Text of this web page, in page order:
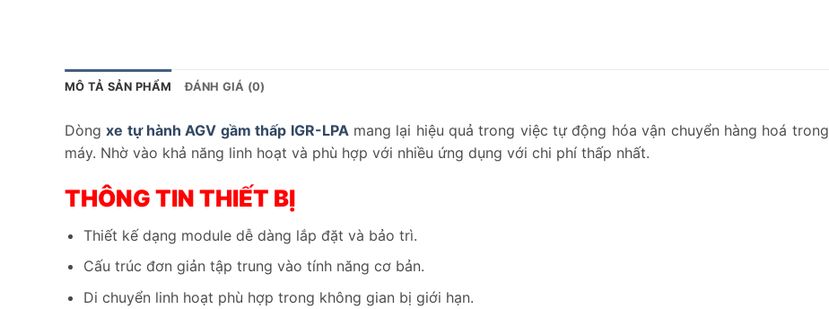
MÔ TẢ SẢN PHẨM ĐÁNH GIÁ (0)
Dòngxe tự hành AGV gầm thấp IGR-LPA mang lại hiệu quả trong việc tự động hóa vận chuyển hàng hoá
máy. Nhờ vào khả năng linh hoạt và phù hợp với nhiều ứng dụng với chi phí thấp nhất.
THÔNG TIN THIẾT BỊ
Thiết kế dạng module dễ dàng lắp đặt và bảo trì.
Cấu trúc đơn giản tập trung vào tính năng cơ bản.
Di chuyển linh hoạt phù hợp trong không gian bị giới hạn.